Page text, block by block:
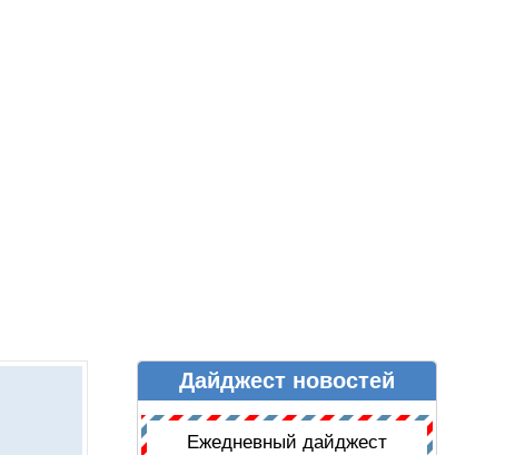
ДАЙДЖЕСТ НОВОСТЕЙДайджест новостей
Ежедневный дайджест